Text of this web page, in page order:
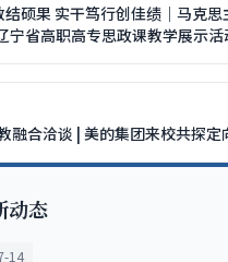
结硕果 实干笃行创佳绩｜马克
宁省高职高专思政课教学展示
融合洽谈 | 美的集团来校共探
动态
14